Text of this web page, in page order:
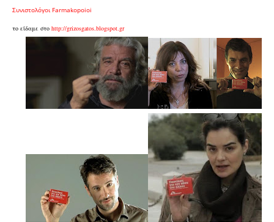
Συνιστολόγοι Farmakopoioi
το είδαμε στο http://grizosgatos.blogspot.gr